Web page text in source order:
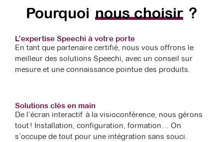
Pourquoi nous choisir ?
L’expertise Speechi à votre porte
En tant que partenaire certifié, nous vous offrons le
meilleur des solutions Speechi, avec un conseil sur
mesure et une connaissance pointue des produits.
Solutions clés en main
De l’écran interactif à la visioconférence, nous gérons
tout ! Installation, configuration, formation… On
s’occupe de tout pour une intégration sans souci.